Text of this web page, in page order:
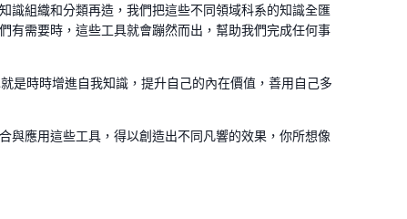
識組織和分類再造，我們把這些不同領域科系的知識全匯
有需要時，這些工具就會蹦然而出，幫助我們完成任何事
是時時增進自我知識，提升自己的內在價值，善用自己多
與應用這些工具，得以創造出不同凡響的效果，你所想像